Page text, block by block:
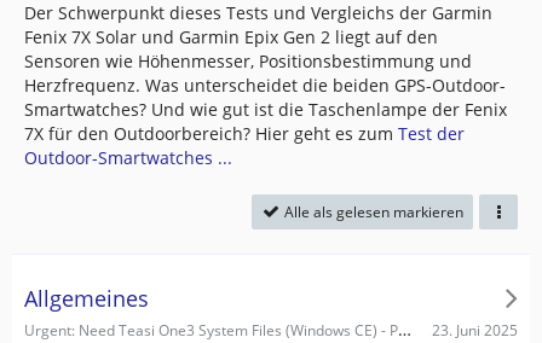
Der Schwerpunkt dieses Tests und Vergleichs der Garmin
Fenix 7X Solar und Garmin Epix Gen 2 liegt auf den
Sensoren wie Höhenmesser, Positionsbestimmung und
Herzfrequenz. Was unterscheidet die beiden GPS-Outdoor-
Smartwatches? Und wie gut ist die Taschenlampe der Fenix
7X für den Outdoorbereich? Hier geht es zum Test der
Outdoor-Smartwatches ...
Alle als gelesen markieren
Allgemeines
Urgent: Need Teasi One3 System Files (Windows CE) - PC recognizes it as Mass Storage! 23. Juni 2025